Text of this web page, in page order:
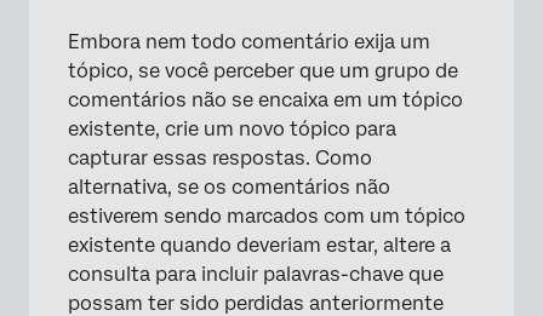
Embora nem todo comentário exija um
tópico, se você perceber que um grupo de
comentários não se encaixa em um tópico
existente, crie um novo tópico para
capturar essas respostas. Como
alternativa, se os comentários não
estiverem sendo marcados com um tópico
existente quando deveriam estar, altere a
consulta para incluir palavras-chave que
possam ter sido perdidas anteriormente